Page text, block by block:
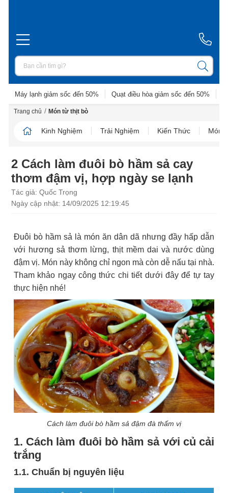
Máy lạnh giảm sốc đến 50% Quạt điều hòa giảm sốc đến 50%
Trang chủ / Món từ thịt bò
Kinh Nghiệm Trải Nghiệm Kiến Thức Món
2 Cách làm đuôi bò hầm sả cay
thơm đậm vị, hợp ngày se lạnh
Tác giả: Quốc Trọng
Ngày cập nhật: 14/09/2025 12:19:45
Đuôi bò hầm sả là món ăn dân dã nhưng đầy hấp dẫn
với hương sả thơm lừng, thịt mềm dai và nước dùng
đậm vị. Món này không chỉ ngon mà còn dễ nấu tại nhà.
Tham khảo ngay công thức chi tiết dưới đây để tự tay
thực hiện nhé!
Cách làm đuôi bò hầm sả đậm đà thấm vị
1. Cách làm đuôi bò hầm sả với củ cải
trắng
1.1. Chuẩn bị nguyên liệu